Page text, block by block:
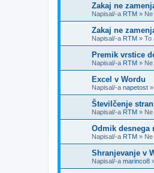
Zakaj ne
Napisal/-a RTM »
Zakaj ne
Napisal/-a RTM » To
Premik vrstice
Napisal/-a RTM »
Excel v Wordu
Napisal/-a napetost »
Številčenje
Napisal/-a RTM »
Odmik desnega
Napisal/-a RTM »
Shranjevanje v
Napisal/-a marinco8